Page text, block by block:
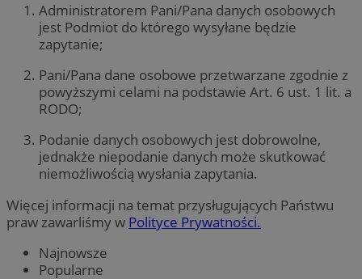
Administratorem Pani/Pana danych osobowych
jest Podmiot do którego wysyłane będzie
zapytanie;
Pani/Pana dane osobowe przetwarzane zgodnie z
powyższymi celami na podstawie Art. 6 ust. 1 lit. a
RODO;
Podanie danych osobowych jest dobrowolne,
jednakże niepodanie danych może skutkować
niemożliwością wysłania zapytania.
Więcej informacji na temat przysługujących Państwu
praw zawarliśmy w Polityce Prywatności.
Najnowsze
Popularne